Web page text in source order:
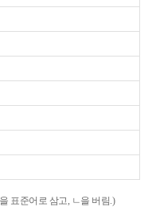
표준어로 삼고, ㄴ을 버림.)